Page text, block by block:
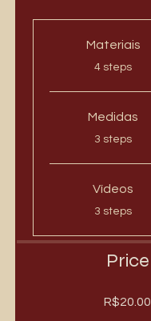
Materiais
.
4 steps
Medidas
.
3 steps
Vídeos
.
3 steps
Price
R$20.00